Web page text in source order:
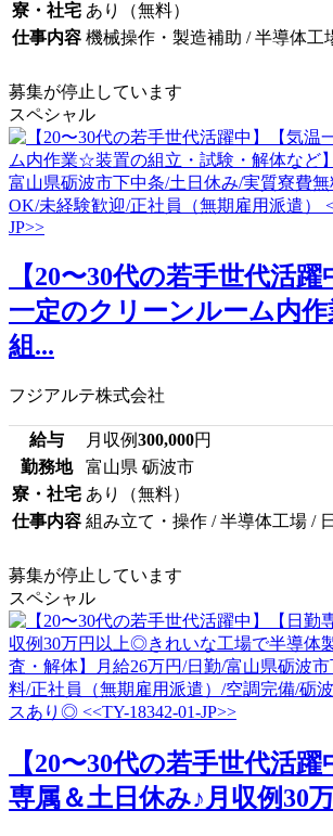
寮・社宅 あり（無料）
仕事内容 機械操作・製造補助 / 半導体工
募集が停止しています
スペシャル
【20〜30代の若手世代活
一定のクリーンルーム内
組...
フジアルテ株式会社
給与 月収例300,000円
勤務地
富山県 砺波市
寮・社宅 あり（無料）
仕事内容 組み立て・操作 / 半導体工場 /
募集が停止しています
スペシャル
【20〜30代の若手世代活
専属＆土日休み♪月収例30